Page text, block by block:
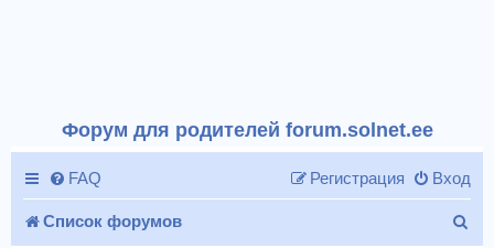
Форум для родителей forum.solnet.ee
FAQ Вход
Регистрация
Список форумов